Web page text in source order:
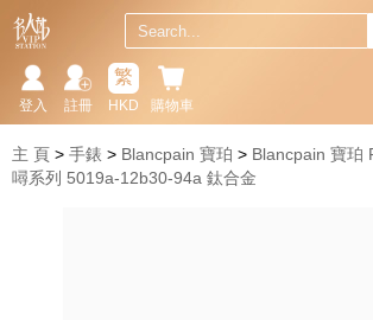
購物車
繁
HKD
註冊
登入
主 頁 手錶 Blancpain 寶珀
Blancpain 寶珀
噚系列 5019a-12b30-94a 鈦合金